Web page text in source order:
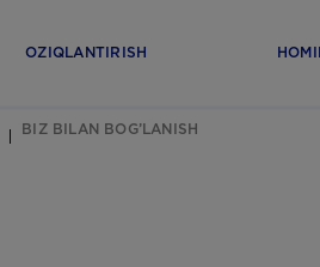
OZIQLANTIRISH
BIZ BILAN BOG’LANISH